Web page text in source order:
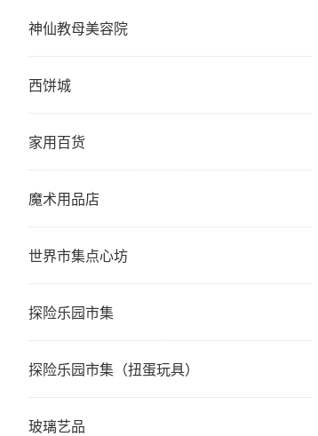
神仙教母美容院
西饼城
家用百货
魔术用品店
世界市集点心坊
探险乐园市集
探险乐园市集（扭蛋玩具）
玻璃艺品